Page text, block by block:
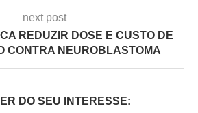
next post
REDUZIR DOSE E CUSTO DE
CONTRA NEUROBLASTOMA
DO SEU INTERESSE: